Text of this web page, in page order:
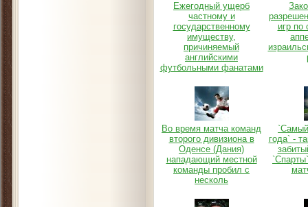
Ежегодный ущерб
частному и
государственному
имуществу,
причиняемый
английскими
футбольными фанатами
игр по
Во время матча команд
второго дивизиона в
Оденсе (Дания)
нападающий местной
команды пробил с
несколь
года` -